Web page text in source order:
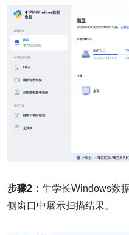
步骤2： 牛学长Windows数
侧窗口中展示扫描结果。